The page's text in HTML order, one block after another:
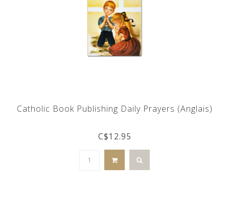
Catholic Book Publishing Daily Prayers (Anglais)
C$12.95